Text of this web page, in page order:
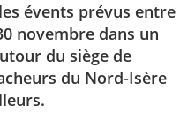
évents prévus entre
novembre dans un
du siège de
du Nord-Isère